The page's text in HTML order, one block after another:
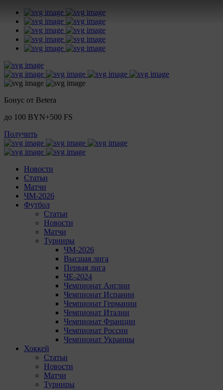
Бонус от Betera
до 100 BYN+500 FS
Получить
Новости
Статьи
Матчи
ЧМ-2026
Футбол
Статьи
Новости
Матчи
Турниры
ЧМ-2026
Высшая лига
Первая лига
ЧЕ-2024
Чемпионат Англии
Чемпионат Испании
Чемпионат Германии
Чемпионат Италии
Чемпионат Франции
Чемпионат России
Чемпионат Украины
Хоккей
Статьи
Новости
Матчи
Турниры